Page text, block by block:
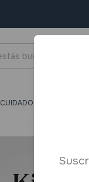
CUIDADO CORPORAL Y